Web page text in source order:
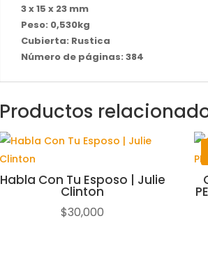
3 x 15 x 23 mm
Peso: 0,530kg
Cubierta: Rustica
Número de páginas: 384
Productos
Habla Con Tu Esposo | Julie
Clinton
$30,000